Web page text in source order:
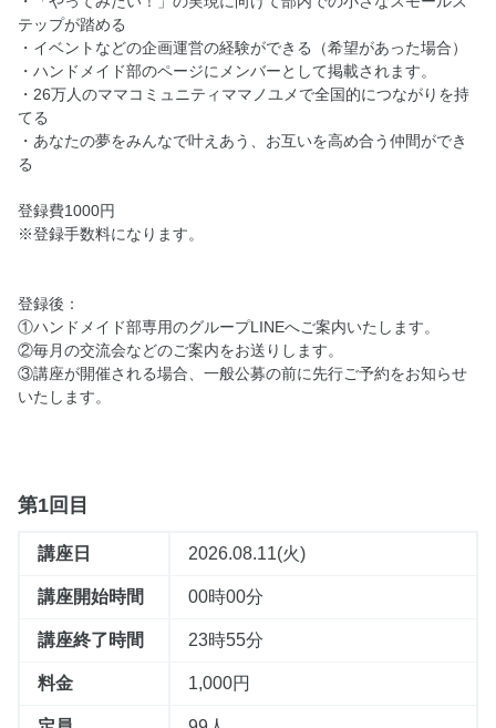
テップが踏める
・イベントなどの企画運営の経験ができる（希望があった場合）
・ハンドメイド部のページにメンバーとして掲載されます。
・26万人のママコミュニティママノユメで全国的につながりを持
てる
・あなたの夢をみんなで叶えあう、お互いを高め合う仲間ができ
る
登録費1000円
※登録手数料になります。
登録後：
①ハンドメイド部専用のグループLINEへご案内いたします。
②毎月の交流会などのご案内をお送りします。
③講座が開催される場合、一般公募の前に先行ご予約をお知らせ
いたします。
第1回目
講座日 2026.08.11(火)
講座開始時間 00時00分
講座終了時間 23時55分
料金 1,000円